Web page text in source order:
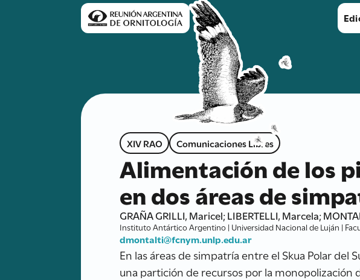
XIV RAO Comunicaciones Libres
Alimentación de los
en dos áreas de
GRAÑA GRILLI, Maricel; LIBERTELLI, Marcela;
Instituto Antártico Argentino | Universidad Nacional de Luján |
dmontalti@fcnym.unlp.edu.ar
En las áreas de simpatría entre el Skua Polar del
una partición de recursos por la